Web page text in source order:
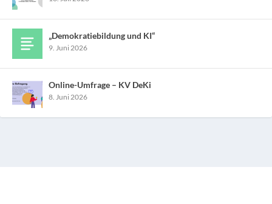
„Demokratiebildung und KI“
9. Juni 2026
Online-Umfrage – KV DeKi
8. Juni 2026